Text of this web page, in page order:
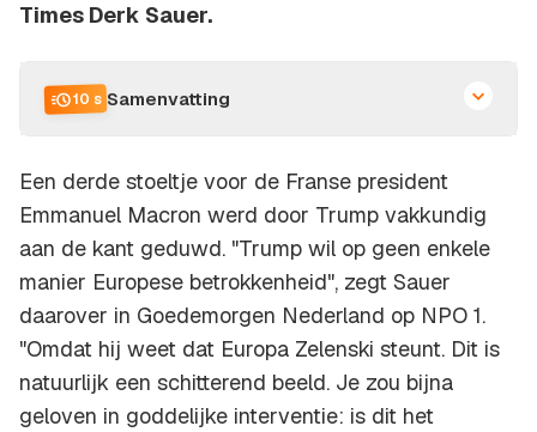
Times Derk Sauer.
10 s Samenvatting
Een derde stoeltje voor de Franse president
Emmanuel Macron werd door Trump vakkundig
aan de kant geduwd. "Trump wil op geen enkele
manier Europese betrokkenheid", zegt Sauer
daarover in Goedemorgen Nederland op NPO 1.
"Omdat hij weet dat Europa Zelenski steunt. Dit is
natuurlijk een schitterend beeld. Je zou bijna
geloven in goddelijke interventie: is dit het